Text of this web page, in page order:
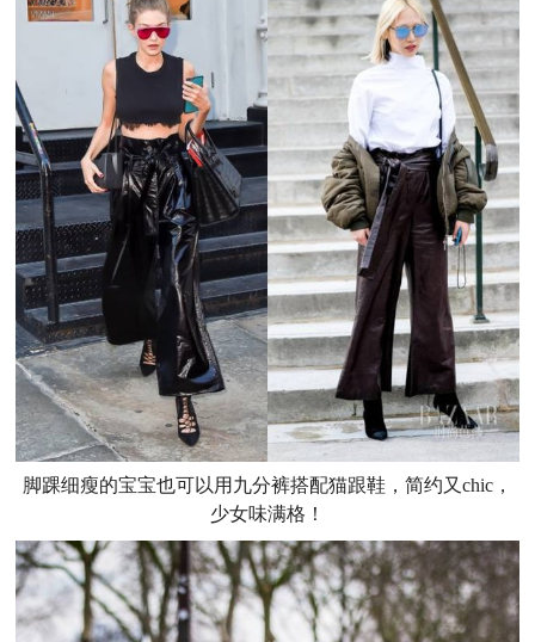
脚踝细瘦的宝宝也可以用九分裤搭配猫跟鞋，简约又chic，
少女味满格！